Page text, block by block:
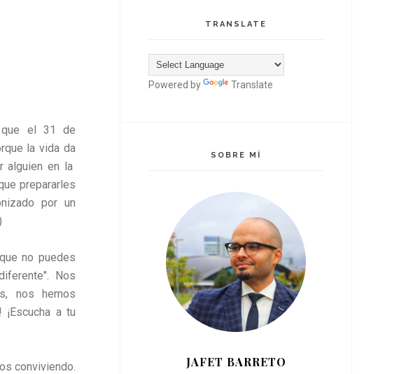
que el 31 de
la vida da
alguien en la
prepararles
por un
no puedes
Nos
nos hemos
a tu
conviviendo.
TRANSLATE
Powered by Translate
SOBRE MÍ
JAFET BARRETO